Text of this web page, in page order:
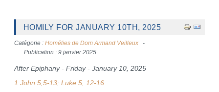
HOMILY FOR JANUARY 10TH, 2025
Catégorie : Homélies de Dom Armand Veilleux
Publication : 9 janvier 2025
After Epiphany - Friday - January 10, 2025
1 John 5,5-13; Luke 5, 12-16